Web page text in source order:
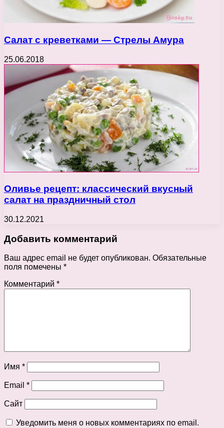
Салат с креветками — Стрелы Амура
25.06.2018
Оливье рецепт: классический вкусный
салат на праздничный стол
30.12.2021
Добавить комментарий
Ваш адрес email не будет опубликован. Обязательные
поля помечены *
Комментарий *
Имя *
Email *
Сайт
Уведомить меня о новых комментариях по email.